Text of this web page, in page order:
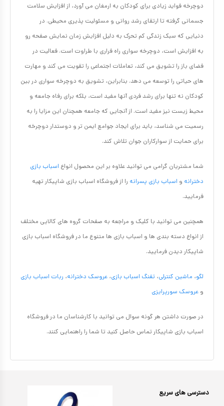
دوچرخه فواید زیادی برای کودکان به ارمغان می آورد، از افزایش سلامت
جسمانی گرفته تا ارتقای رشد روانی و مسئولیت پذیری محیطی. در
دنیایی که سبک زندگی کم تحرک به دلیل افزایش زمان نمایش صفحه رو
به افزایش است، دوچرخه سواری راه فراری با طراوت است. فعالیت در
فضای باز را تشویق می کند، تعاملات اجتماعی را تقویت می کند و مهارت
های حیاتی را توسعه می دهد. بنابراین، تشویق به دوچرخه سواری در بین
کودکان نه تنها برای رشد فردی آنها مفید است، بلکه برای رفاه جامعه و
محیط زیست نیز مفید است. از آنجایی که جامعه همچنان این مزایا را به
رسمیت می شناسد، باید برای ایجاد جوامع ایمن تر و دوستدار دوچرخه
برای حمایت از سوارکاران جوان تلاش کند.
شما مشتریان گرامی می توانید علاوه بر این محصول انواع اسباب بازی
دخترانه و اسباب بازی پسرانه را از فروشگاه اسباب بازی شاپیکار تهیه
فرمایید.
همچنین می توانید با کلیک و مراجعه به صفحات گروه های کالایی مختلف
از انواع دسته بندی ها و اسباب بازی ها متنوع ما در فروشگاه اسباب بازی
شاپیکار دیدن فرمایید.
لگو، ماشین کنترلی، تفنگ اسباب بازی، عروسک دخترانه، ربات اسباب بازی
و عروسک سورپرایزی
در صورت داشتن هر گونه سوال می توانید با کارشناسان ما در فروشگاه
اسباب بازی شاپیکار تماس حاصل کنید تا شما را راهنمایی کنند.
دسترسی های سریع